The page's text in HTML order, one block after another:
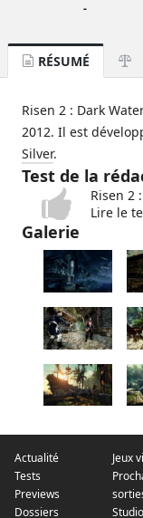
-
RÉSUMÉ
Risen 2 : Dark
2012. Il est
Silver.
Test de la
Risen 2
Lire le
Galerie
Actualité
Tests
Previews
Dossiers
Jeux